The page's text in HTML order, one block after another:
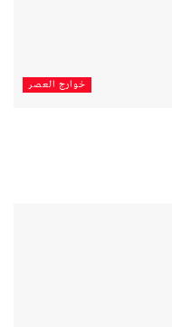
خوارج العصر